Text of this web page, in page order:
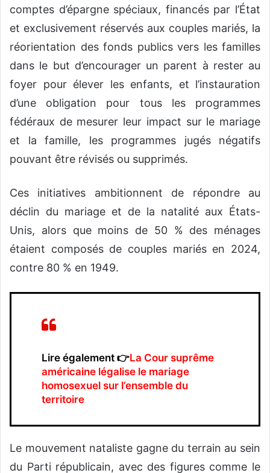
comptes d’épargne spéciaux, financés par l’État
et exclusivement réservés aux couples mariés, la
réorientation des fonds publics vers les familles
dans le but d’encourager un parent à rester au
foyer pour élever les enfants, et l’instauration
d’une obligation pour tous les programmes
fédéraux de mesurer leur impact sur le mariage
et la famille, les programmes jugés négatifs
pouvant être révisés ou supprimés.
Ces initiatives ambitionnent de répondre au
déclin du mariage et de la natalité aux États-
Unis, alors que moins de 50 % des ménages
étaient composés de couples mariés en 2024,
contre 80 % en 1949.
Lire également 👉La Cour suprême
américaine légalise le mariage
homosexuel sur l’ensemble du
territoire
Le mouvement nataliste gagne du terrain au sein
du Parti républicain, avec des figures comme le